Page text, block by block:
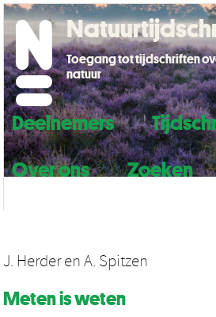
Deelnemers
Over ons
Zoeken
Toegang tot tijdschriften
natuur
J. Herderen A. Spitzen
Meten is weten